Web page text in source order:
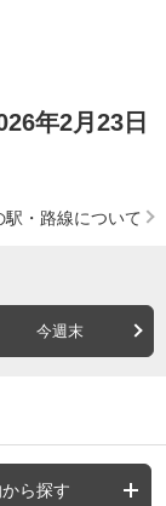
年2月23日
・路線について
今週末
から探す